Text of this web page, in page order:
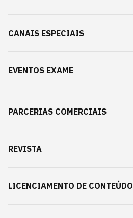
CANAIS ESPECIAIS
EVENTOS EXAME
PARCERIAS COMERCIAIS
REVISTA
LICENCIAMENTO DE CONTEÚDO